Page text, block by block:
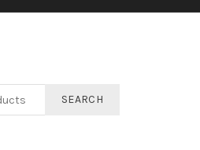
SEARCH